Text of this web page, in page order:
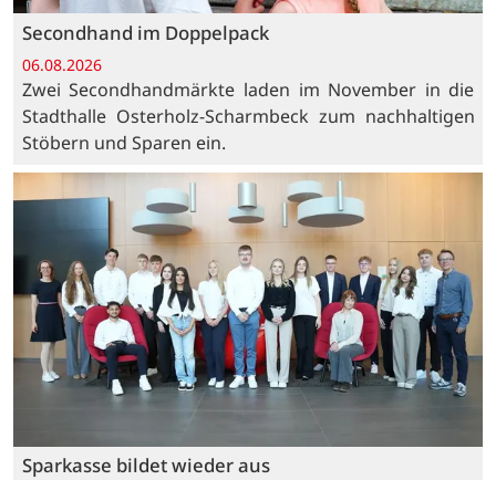
Secondhand im Doppelpack
06.08.2026
Zwei Secondhandmärkte laden im November in die
Stadthalle Osterholz-Scharmbeck zum nachhaltigen
Stöbern und Sparen ein.
Sparkasse bildet wieder aus